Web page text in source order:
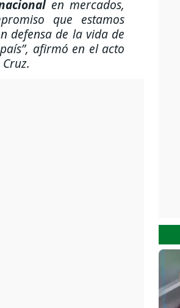
en mercados,
que estamos
defensa de la vida de
afirmó en el acto